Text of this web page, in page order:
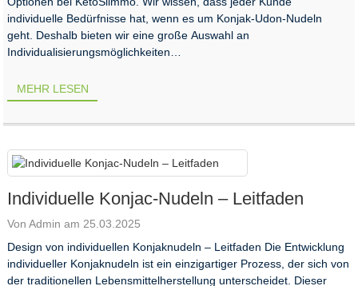
individuelle Bedürfnisse hat, wenn es um Konjak-Udon-Nudeln
geht. Deshalb bieten wir eine große Auswahl an
Individualisierungsmöglichkeiten…
MEHR LESEN
Individuelle Konjac-Nudeln – Leitfaden
Von Admin am 25.03.2025
Design von individuellen Konjaknudeln – Leitfaden Die Entwicklung
individueller Konjaknudeln ist ein einzigartiger Prozess, der sich von
der traditionellen Lebensmittelherstellung unterscheidet. Dieser